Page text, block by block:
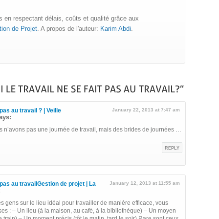
en respectant délais, coûts et qualité grâce aux
de Projet . A propos de l'auteur: Karim Abdi
au travail ? | Veille January 22, 2013 at 7:47 am
n’avons pas une journée de travail, mais des brides de journées …
REPLY
au travailGestion de projet | La January 12, 2013 at 11:55 am
gens sur le lieu idéal pour travailler de manière efficace, vous
: – Un lieu (à la maison, au café, à la bibliothèque) – Un moyen